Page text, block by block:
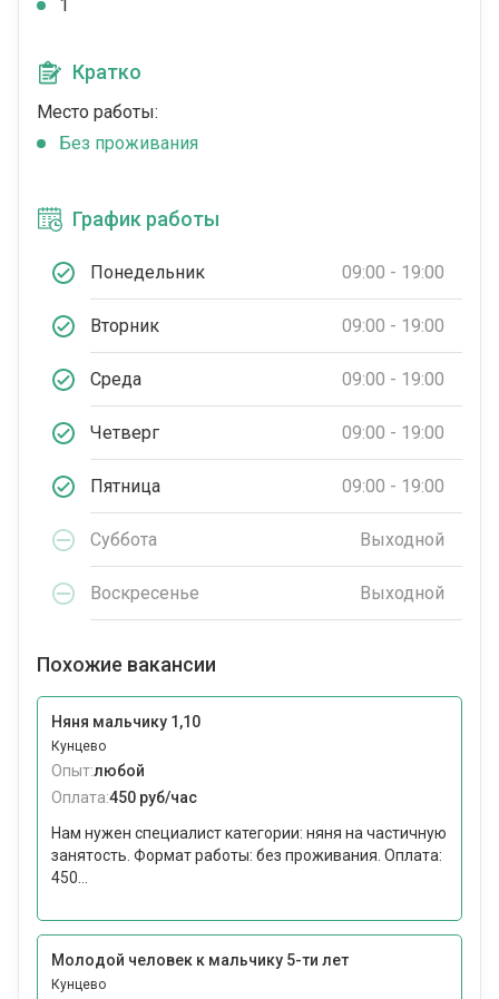
1
Кратко
Место работы:
Без проживания
График работы
Понедельник 09:00 - 19:00
Вторник 09:00 - 19:00
Среда 09:00 - 19:00
Четверг 09:00 - 19:00
Пятница 09:00 - 19:00
Суббота Выходной
Воскресенье Выходной
Похожие вакансии
Няня мальчику 1,10
Кунцево
Опыт:любой
Оплата:450 руб/час
Нам нужен специалист категории: няня на частичную
занятость. Формат работы: без проживания. Оплата:
450...
Молодой человек к мальчику 5-ти лет
Кунцево